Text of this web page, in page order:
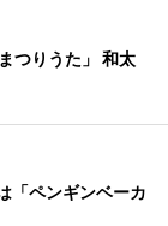
つりうた」 和太
「ペンギンベーカ